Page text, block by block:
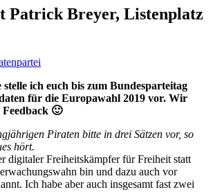
Patrick Breyer, Listenplatz
stelle ich euch bis zum Bundesparteitag
für die Europawahl 2019 vor. Wir
🙂
Piraten bitte in drei Sätzen vor, so
hört.
digitaler Freiheitskämpfer für Freiheit statt
bin und dazu auch vor
Ich habe aber auch insgesamt fast zwei